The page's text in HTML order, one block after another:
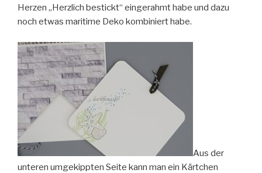
Herzen „Herzlich bestickt“ eingerahmt habe und dazu
noch etwas maritime Deko kombiniert habe.
Aus der
unteren umgekippten Seite kann man ein Kärtchen